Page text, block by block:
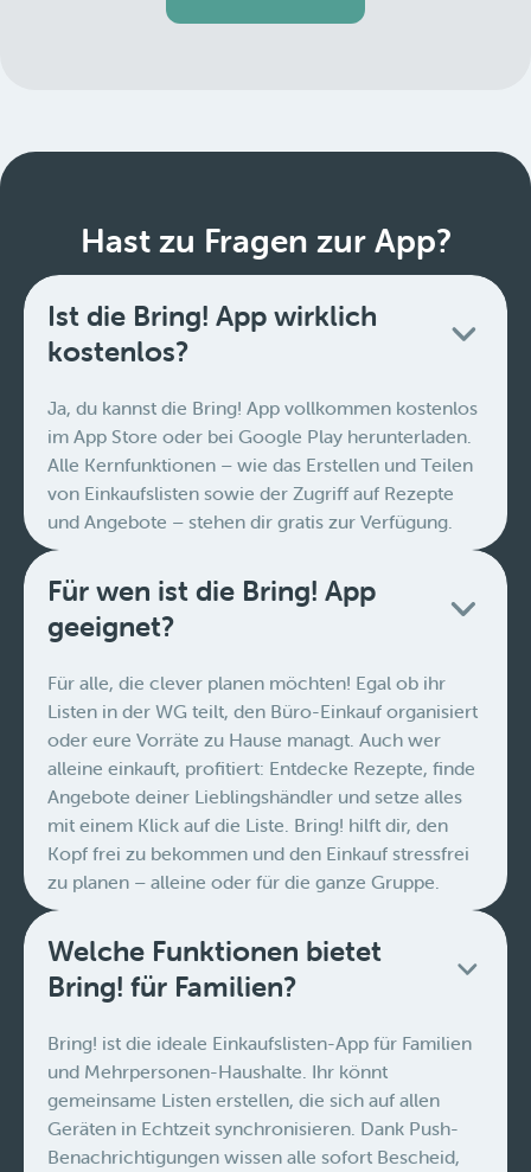
Hast zu Fragen zur App?
Ist die Bring! App wirklich
kostenlos?
Ja, du kannst die Bring! App vollkommen kostenlos
im App Store oder bei Google Play herunterladen.
Alle Kernfunktionen – wie das Erstellen und Teilen
von Einkaufslisten sowie der Zugriff auf Rezepte
und Angebote – stehen dir gratis zur Verfügung.
Für wen ist die Bring! App
geeignet?
Für alle, die clever planen möchten! Egal ob ihr
Listen in der WG teilt, den Büro-Einkauf organisiert
oder eure Vorräte zu Hause managt. Auch wer
alleine einkauft, profitiert: Entdecke Rezepte, finde
Angebote deiner Lieblingshändler und setze alles
mit einem Klick auf die Liste. Bring! hilft dir, den
Kopf frei zu bekommen und den Einkauf stressfrei
zu planen – alleine oder für die ganze Gruppe.
Welche Funktionen bietet
Bring! für Familien?
Bring! ist die ideale Einkaufslisten-App für Familien
und Mehrpersonen-Haushalte. Ihr könnt
gemeinsame Listen erstellen, die sich auf allen
Geräten in Echtzeit synchronisieren. Dank Push-
Benachrichtigungen wissen alle sofort Bescheid,